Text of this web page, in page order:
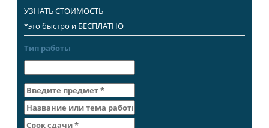
УЗНАТЬ СТОИМОСТЬ
*это быстро и БЕСПЛАТНО
Тип работы